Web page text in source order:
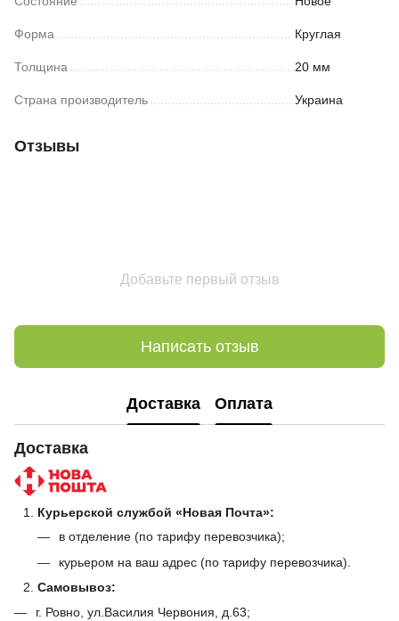
Форма Круглая
Толщина 20 мм
Страна производитель Украина
Отзывы
Добавьте первый отзыв
Написать отзыв
Доставка Оплата
Доставка
Курьерской службой «Новая Почта»:
в отделение (по тарифу перевозчика);
курьером на ваш адрес (по тарифу перевозчика).
Самовывоз:
г. Ровно, ул.Василия Червония, д.63;